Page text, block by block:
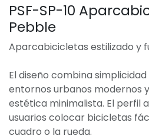
PSF-SP-10
Pebble
Aparcabicicletas estilizado y
El diseño combina
entornos urbanos modernos
estética minimalista. El perfil
usuarios colocar bicicletas
cuadro o la rueda.